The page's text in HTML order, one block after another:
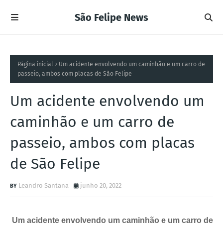
São Felipe News
Página inicial
Um acidente envolvendo um caminhão e um carro de
passeio, ambos com placas de São Felipe
Um acidente envolvendo um
caminhão e um carro de
passeio, ambos com placas
de São Felipe
Leandro Santana junho 20, 2022
Um acidente envolvendo um caminhão e um carro de